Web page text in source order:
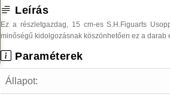
Leírás
Ez a részletgazdag, 15 cm-es S.H.Figuarts
minőségű kidolgozásnak köszönhetően ez a darab
Paraméterek
Állapot: